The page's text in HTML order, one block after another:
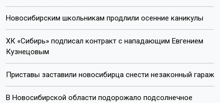
Новосибирским школьникам продлили осенние каникулы
ХК «Сибирь» подписал контракт с нападающим Евгением
Кузнецовым
Приставы заставили новосибирца снести незаконный гараж
В Новосибирской области подорожало подсолнечное